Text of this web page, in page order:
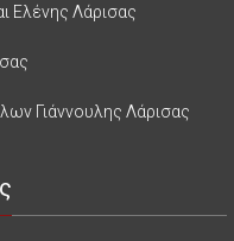
Ελένης Λάρισας
Γιάννουλης Λάρισας